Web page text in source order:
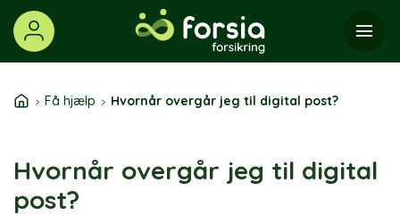
Skip
content
Få hjælp Hvornår overgår jeg til digital post?
Hvornår overgår jeg til digital
post?